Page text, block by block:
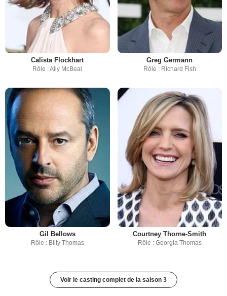
Calista Flockhart
Rôle : Ally McBeal
Greg Germann
Rôle : Richard Fish
Gil Bellows
Rôle : Billy Thomas
Courtney Thorne-Smith
Rôle : Georgia Thomas
Voir le casting complet de la saison 3